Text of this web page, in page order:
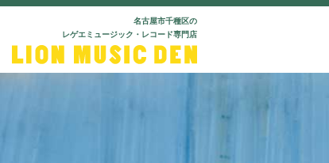
名古屋市千種区の
レゲエミュージック・レコード専門店